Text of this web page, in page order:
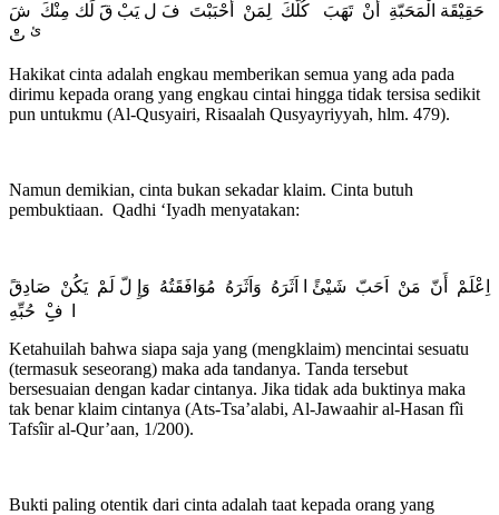
حَقِيْقَة الْمَحَبّةِ أَنْ تَهَبَ كُلَّكَ لِمَنْ أَحْبَبْتَ فَ ل يَبْ قََ لَك مِنْكَ شَ
ئ تْْ
Hakikat cinta adalah engkau memberikan semua yang ada pada
dirimu kepada orang yang engkau cintai hingga tidak tersisa sedikit
pun untukmu (Al-Qusyairi, Risaalah Qusyayriyyah, hlm. 479).
Namun demikian, cinta bukan sekadar klaim. Cinta butuh
pembuktiaan. Qadhi ‘Iyadh menyatakan:
اِعْلَمْ أَنّ مَنْ اَحَبّ شَيْئً ا اَثَرَهُ وَاَثَرَهُ مُوَافَقَتُهُ وَإِ لّ لَمْ يَكُنْ صَادِقً
فِِْ حُبِّهِ
Ketahuilah bahwa siapa saja yang (mengklaim) mencintai sesuatu
(termasuk seseorang) maka ada tandanya. Tanda tersebut
bersesuaian dengan kadar cintanya. Jika tidak ada buktinya maka
tak benar klaim cintanya (Ats-Tsa’alabi, Al-Jawaahir al-Hasan fîi
Tafsîir al-Qur’aan, 1/200).
Bukti paling otentik dari cinta adalah taat kepada orang yang